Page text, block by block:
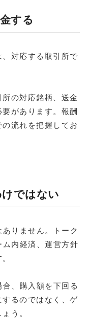
する
対応する取引所で
の対応銘柄、送金
があります。報酬
流れを把握してお
ではない
りません。トーク
内経済、運営方針
、購入額を下回る
るのではなく、ゲ
う。